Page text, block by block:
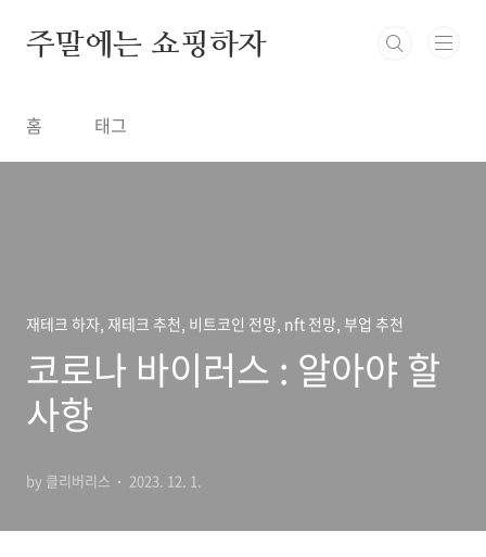
주말에는 쇼핑하자
홈 태그
재테크 하자, 재테크 추천, 비트코인 전망, nft 전망, 부업 추천
코로나 바이러스 : 알아야 할
사항
by 클리버리스 2023. 12. 1.